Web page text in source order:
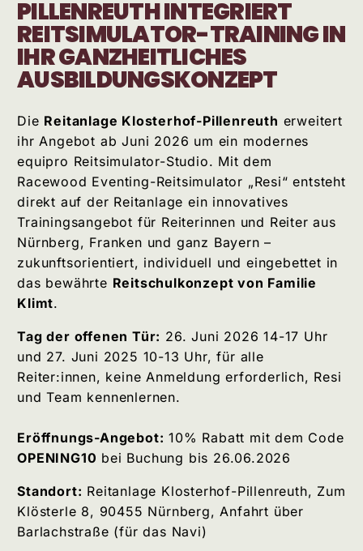
PILLENREUTH INTEGRIERT
REITSIMULATOR-TRAINING IN
IHR GANZHEITLICHES
AUSBILDUNGSKONZEPT
Die Reitanlage Klosterhof-Pillenreuth erweitert
ihr Angebot ab Juni 2026 um ein modernes
equipro Reitsimulator-Studio. Mit dem
Racewood Eventing-Reitsimulator „Resi“ entsteht
direkt auf der Reitanlage ein innovatives
Trainingsangebot für Reiterinnen und Reiter aus
Nürnberg, Franken und ganz Bayern –
zukunftsorientiert, individuell und eingebettet in
das bewährte Reitschulkonzept von Familie
Klimt.
Tag der offenen Tür: 26. Juni 2026 14-17 Uhr
und 27. Juni 2025 10-13 Uhr, für alle
Reiter:innen, keine Anmeldung erforderlich, Resi
und Team kennenlernen.
Eröffnungs-Angebot: 10% Rabatt mit dem Code
OPENING10 bei Buchung bis 26.06.2026
Standort: Reitanlage Klosterhof-Pillenreuth, Zum
Klösterle 8, 90455 Nürnberg, Anfahrt über
Barlachstraße (für das Navi)